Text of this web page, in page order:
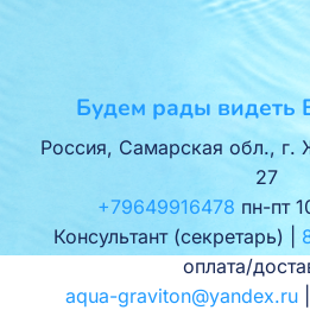
Будем рады видеть
Россия, Самарская обл., г.
27
+79649916478 пн-пт
Консультант (секретарь) |
оплата/
aqua-graviton@yandex.ru